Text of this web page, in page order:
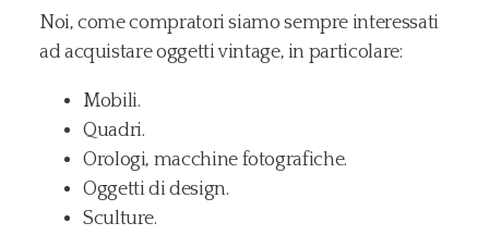
Noi, come compratori siamo sempre interessati
ad acquistare oggetti vintage, in particolare:
Mobili.
Quadri.
Orologi, macchine fotografiche.
Oggetti di design.
Sculture.